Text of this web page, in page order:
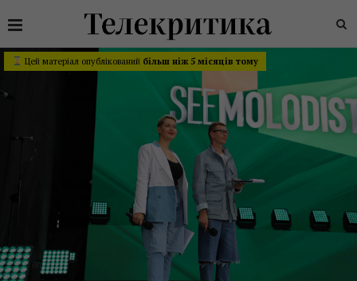
Цей матеріал опублікований більш ніж 5 місяців тому